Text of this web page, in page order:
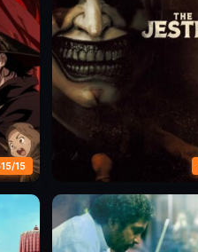
15
Ác Mộng Gã Hề